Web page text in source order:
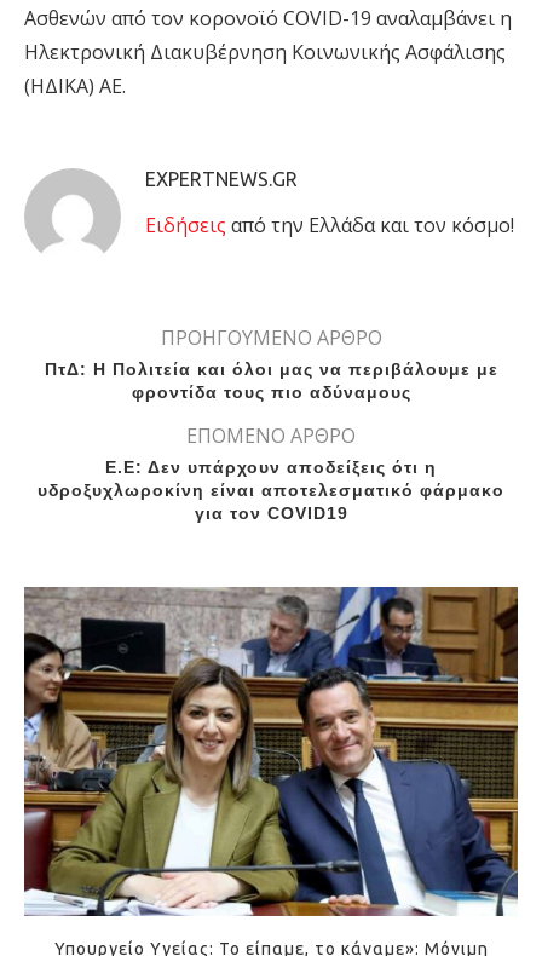
Ασθενών από τον κορονοϊό COVID-19 αναλαμβάνει η
Ηλεκτρονική Διακυβέρνηση Κοινωνικής Ασφάλισης
(ΗΔΙΚΑ) ΑΕ.
EXPERTNEWS.GR
Eιδήσεις από την Ελλάδα και τον κόσμο!
ΠΡΟΗΓΟΥΜΕΝΟ ΑΡΘΡΟ
ΠτΔ: Η Πολιτεία και όλοι μας να περιβάλουμε με
φροντίδα τους πιο αδύναμους
ΕΠΟΜΕΝΟ ΑΡΘΡΟ
Ε.Ε: Δεν υπάρχουν αποδείξεις ότι η
υδροξυχλωροκίνη είναι αποτελεσματικό φάρμακο
για τον COVID19
Υπουργείο Υγείας: Το είπαμε, το κάναμε»: Μόνιμη